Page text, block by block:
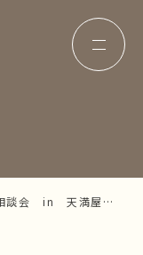
談会 in 天満屋福